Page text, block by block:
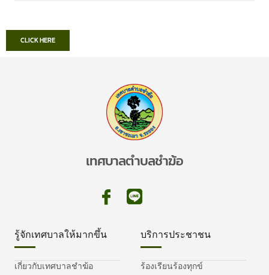
CLICK HERE
เทศบาลตำบลชำฆ้อ
รู้จักเทศบาลให้มากขึ้น
เกี่ยวกับเทศบาลชำฆ้อ
บริการประชาชน
ร้องเรียนร้องทุกข์